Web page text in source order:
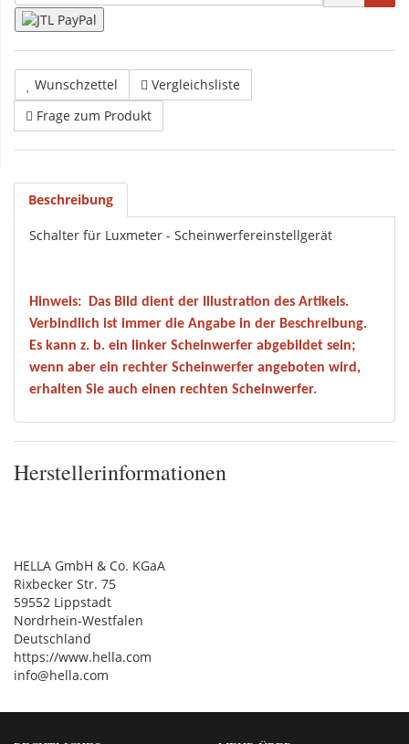
Wunschzettel
Vergleichsliste
Frage zum Produkt
Beschreibung
Schalter für Luxmeter - Scheinwerfereinstellgerät
Hinweis: Das Bild dient der Illustration des Artikels.
Verbindlich ist immer die Angabe in der Beschreibung.
Es kann z. b. ein linker Scheinwerfer abgebildet sein;
wenn aber ein rechter Scheinwerfer angeboten wird,
erhalten Sie auch einen rechten Scheinwerfer.
Herstellerinformationen
HELLA GmbH & Co. KGaA
Rixbecker Str. 75
59552 Lippstadt
Nordrhein-Westfalen
Deutschland
https://www.hella.com
info@hella.com